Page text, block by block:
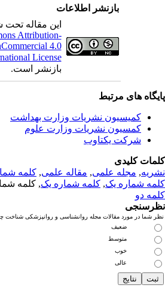
بازنشر اطلاعات
این مقاله تحت
Attribution-
4.0
License
بازنشر است.
های مرتبط
کمیسیون نشریات وزارت بهداشت
کمسیون نشریات وزارت علوم
شرکت یکتاوب
کلیدی
,مجله علمی, مقاله علمی, کلمه
شماره یک,کلمه شماره یک, کلمه
دو
شما در مورد مقالات مجله روانشناسی و روانپزشکی شناخت
ضعیف
متوسط
خوب
عالی